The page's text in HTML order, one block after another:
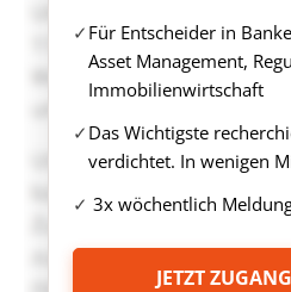
Für Entscheider in
Asset Management,
Immobilienwirtschaft
Das Wichtigste
verdichtet. In wenigen
3x wöchentlich
JETZT